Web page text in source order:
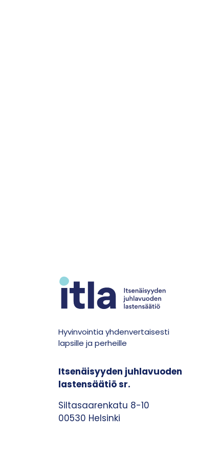
Hyvinvointia yhdenvertaisesti
lapsille ja perheille
Itsenäisyyden juhlavuoden
lastensäätiö sr.
Siltasaarenkatu 8-10
00530 Helsinki